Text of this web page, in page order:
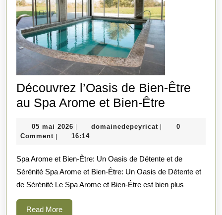
Découvrez l’Oasis de Bien-Être
au Spa Arome et Bien-Être
de
Être
au
Spa
05 mai 2026 05
mai
domainedepeyricat
0
Comment
16:14
Spa Arome et Bien-Être: Un Oasis de Détente et de
Sérénité Spa Arome et Bien-Être: Un Oasis de Détente et
de Sérénité Le Spa Arome et Bien-Être est bien plus
Read MoreRead